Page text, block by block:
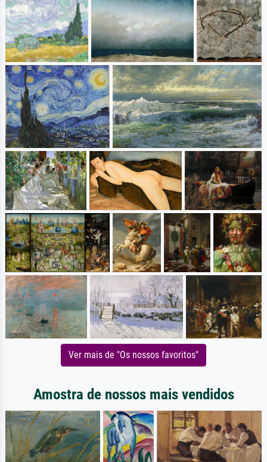
Ver mais de "Os nossos favoritos"
Amostra de nossos mais vendidos